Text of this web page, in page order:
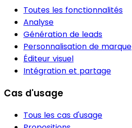
Toutes les fonctionnalités
Analyse
Génération de leads
Personnalisation de marque
Éditeur visuel
Intégration et partage
Cas d'usage
Tous les cas d'usage